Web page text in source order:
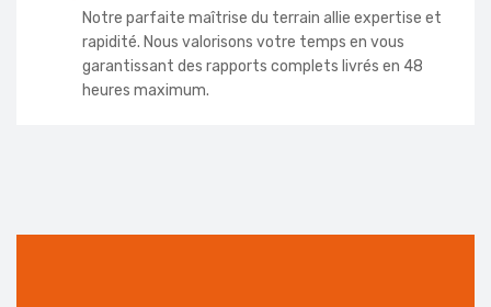
Notre parfaite maîtrise du terrain allie expertise et
rapidité. Nous valorisons votre temps en vous
garantissant des rapports complets livrés en 48
heures maximum.